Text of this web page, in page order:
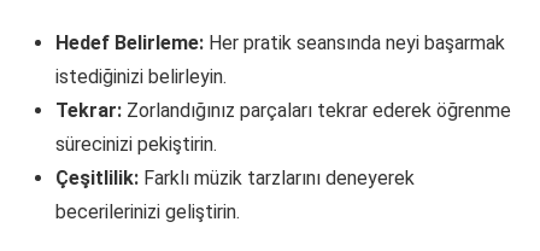
Hedef Belirleme: Her pratik seansında neyi başarmak
istediğinizi belirleyin.
Tekrar: Zorlandığınız parçaları tekrar ederek öğrenme
sürecinizi pekiştirin.
Çeşitlilik: Farklı müzik tarzlarını deneyerek
becerilerinizi geliştirin.